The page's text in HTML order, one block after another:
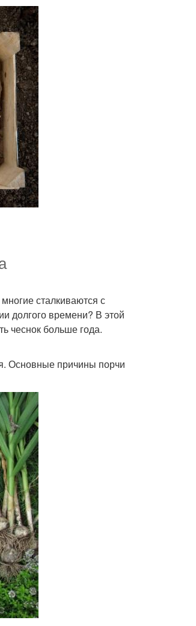
сталкиваются с
долгого времени? В этой
чеснок больше года.
Основные причины порчи